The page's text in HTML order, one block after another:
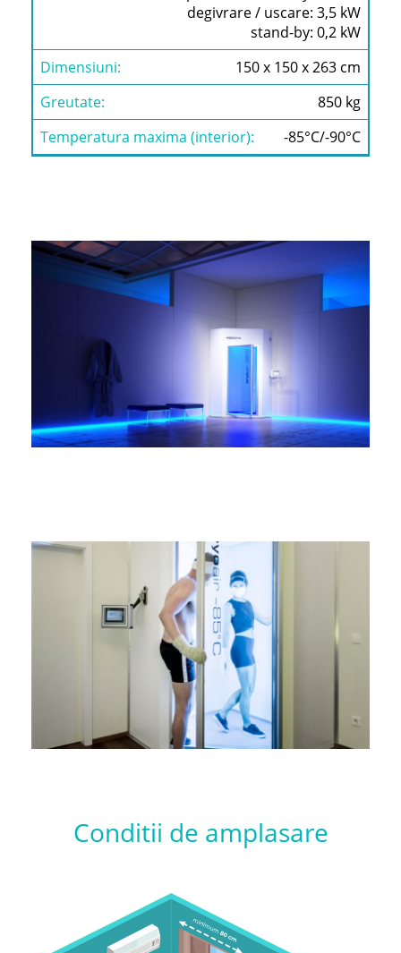
(INTERIOR):
degivrare / uscare: 3,5 kW
stand-by: 0,2 kW
150 x 150 x 263 cm
850 kg
-85°C/-90°C
Conditii de amplasare